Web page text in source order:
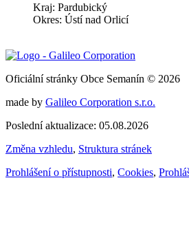
Kraj: Pardubický
Okres: Ústí nad Orlicí
Oficiální stránky Obce Semanín © 2026
made by Galileo Corporation s.r.o.
Poslední aktualizace: 05.08.2026
Změna vzhledu, Struktura stránek
Prohlášení o přístupnosti, Cookies,